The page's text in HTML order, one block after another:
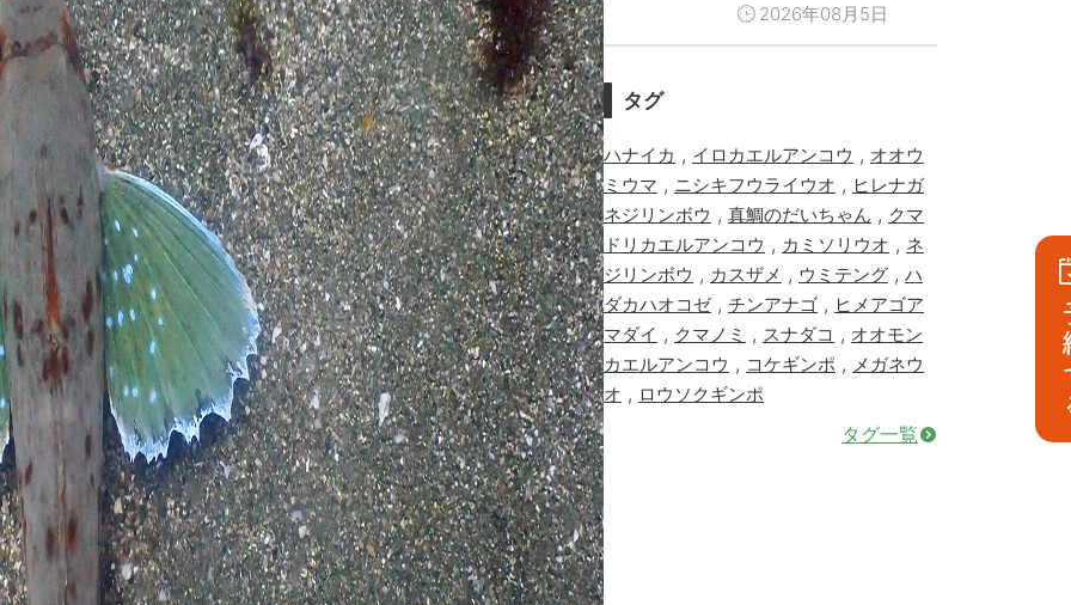
2026年08月5日
タグ
ハナイカ , イロカエルアンコウ , オオウ
ミウマ , ニシキフウライウオ , ヒレナガ
ネジリンボウ , 真鯛のだいちゃん , クマ
ドリカエルアンコウ , カミソリウオ , ネ
ジリンボウ , カスザメ , ウミテング , ハ
ダカハオコゼ, チンアナゴ , ヒメアゴア
マダイ , クマノミ , スナダコ , オオモン
カエルアンコウ , コケギンポ , メガネウ
オ , ロウソクギンポ
タグ一覧